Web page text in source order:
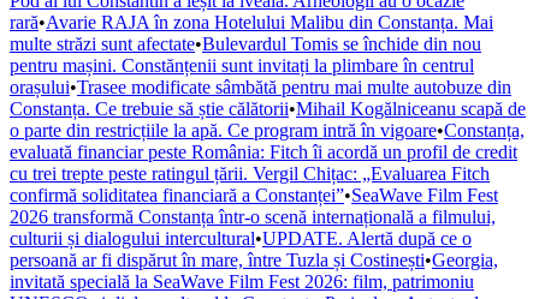
rară•Avarie RAJA în zona Hotelului Malibu din Constanța. Mai
multe străzi sunt afectate•Bulevardul Tomis se închide din nou
pentru mașini. Constănțenii sunt invitați la plimbare în centrul
orașului•Trasee modificate sâmbătă pentru mai multe autobuze din
Constanța. Ce trebuie să știe călătorii•Mihail Kogălniceanu scapă de
o parte din restricțiile la apă. Ce program intră în vigoare•Constanța,
evaluată financiar peste România: Fitch îi acordă un profil de credit
cu trei trepte peste ratingul țării. Vergil Chițac: „Evaluarea Fitch
confirmă soliditatea financiară a Constanței”•SeaWave Film Fest
2026 transformă Constanța într-o scenă internațională a filmului,
culturii și dialogului intercultural•UPDATE. Alertă după ce o
persoană ar fi dispărut în mare, între Tuzla și Costinești•Georgia,
invitată specială la SeaWave Film Fest 2026: film, patrimoniu